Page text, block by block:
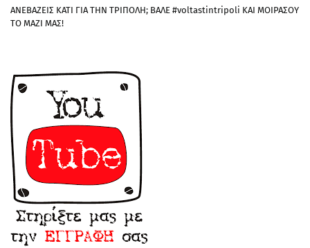
ΑΝΕΒΑΖΕΙΣ ΚΑΤΙ ΓΙΑ ΤΗΝ ΤΡΙΠΟΛΗ; ΒΑΛΕ #voltastintripoli ΚΑΙ ΜΟΙΡΑΣΟΥ
ΤΟ ΜΑΖΙ ΜΑΣ!